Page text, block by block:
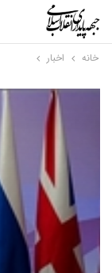
خانه اخبار